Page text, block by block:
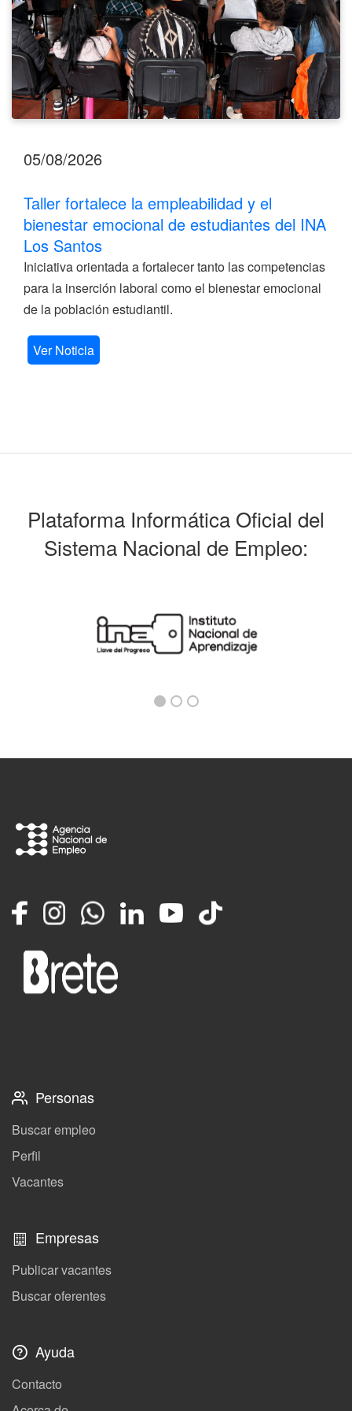
del
INA
Los
Santos
05/08/2026
Taller fortalece la empleabilidad y el
bienestar emocional de estudiantes del INA
Los Santos
Iniciativa orientada a fortalecer tanto las competencias
para la inserción laboral como el bienestar emocional
de la población estudiantil.
Ver Noticia
Plataforma Informática Oficial del
Sistema Nacional de Empleo:
FacebookInstagramWhatsappLinkedInYouTube
TikTok
Personas
Buscar empleo
Perfil
Vacantes
Empresas
Publicar vacantes
Buscar oferentes
Ayuda
Contacto